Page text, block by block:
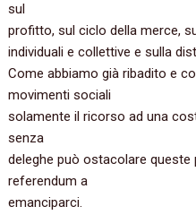
sul
profitto, sul ciclo della merce,
individuali e collettive e sulla
Come abbiamo già ribadito e
movimenti sociali
solamente il ricorso ad una
senza
deleghe può ostacolare queste
referendum a
emanciparci.